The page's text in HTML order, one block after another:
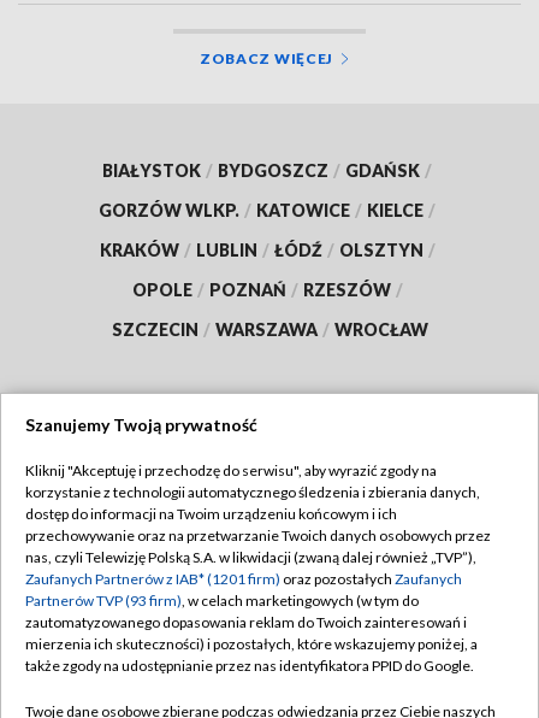
ZOBACZ WIĘCEJ
BIAŁYSTOK / BYDGOSZCZ / GDAŃSK /
GORZÓW WLKP. / KATOWICE / KIELCE /
KRAKÓW / LUBLIN / ŁÓDŹ / OLSZTYN /
OPOLE / POZNAŃ / RZESZÓW /
SZCZECIN / WARSZAWA / WROCŁAW
TVP
Abonament TVP
Emisja w TVP
Centrum informacji TVP
Naziemna Telewizja Cyfrowa
Regulamin TVP
Polityka prywatności
Moje zgody
Pomoc
Szanujemy Twoją prywatność
Kliknij "Akceptuję i przechodzę do serwisu", aby wyrazić zgody na
korzystanie z technologii automatycznego śledzenia i zbierania danych,
dostęp do informacji na Twoim urządzeniu końcowym i ich
przechowywanie oraz na przetwarzanie Twoich danych osobowych przez
nas, czyli Telewizję Polską S.A. w likwidacji (zwaną dalej również „TVP”),
Zaufanych Partnerów z IAB* (1201 firm) oraz pozostałych Zaufanych
Partnerów TVP (93 firm), w celach marketingowych (w tym do
zautomatyzowanego dopasowania reklam do Twoich zainteresowań i
mierzenia ich skuteczności) i pozostałych, które wskazujemy poniżej, a
także zgody na udostępnianie przez nas identyfikatora PPID do Google.
Twoje dane osobowe zbierane podczas odwiedzania przez Ciebie naszych